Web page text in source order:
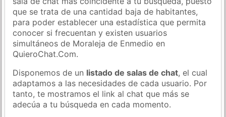
que se trata de una cantidad baja de habitantes,
para poder establecer una estadística que permita
conocer si frecuentan y existen usuarios
simultáneos de Moraleja de Enmedio en
QuieroChat.Com.
Disponemos de un listado de salas de chat, el cual
adaptamos a las necesidades de cada usuario. Por
tanto, te mostramos el link al chat que más se
adecúa a tu búsqueda en cada momento.